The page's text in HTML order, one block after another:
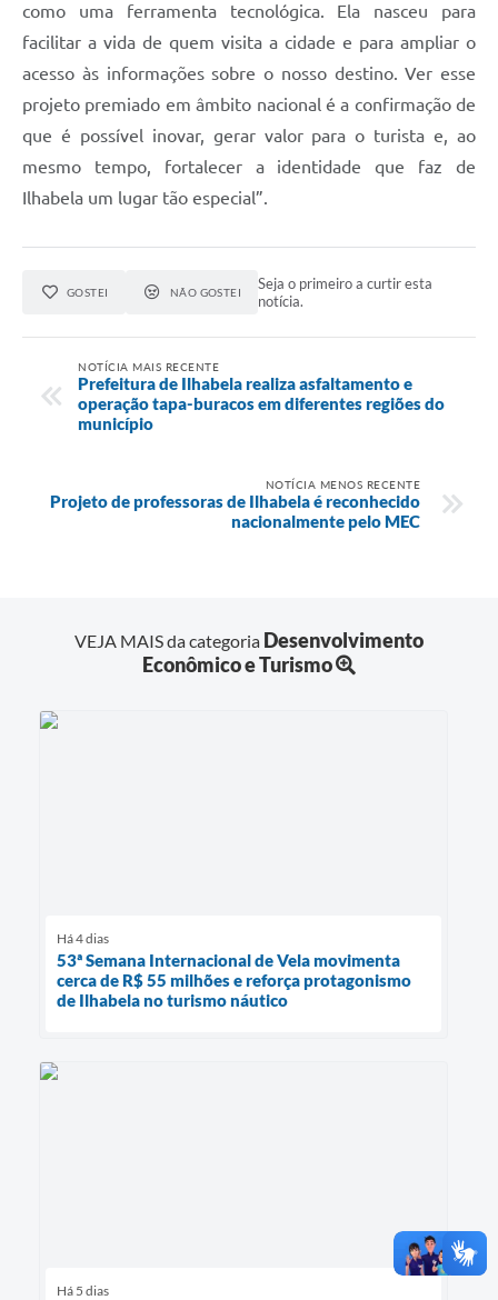
como uma ferramenta tecnológica. Ela nasceu para
facilitar a vida de quem visita a cidade e para ampliar o
acesso às informações sobre o nosso destino. Ver esse
projeto premiado em âmbito nacional é a confirmação de
que é possível inovar, gerar valor para o turista e, ao
mesmo tempo, fortalecer a identidade que faz de
Ilhabela um lugar tão especial”.
GOSTEI NÃO GOSTEI
Seja o primeiro a curtir esta
notícia.
NOTÍCIA MAIS RECENTE
Prefeitura de Ilhabela realiza asfaltamento e
operação tapa-buracos em diferentes regiões do
município
NOTÍCIA MENOS RECENTE
Projeto de professoras de Ilhabela é reconhecido
nacionalmente pelo MEC
VEJA MAIS da categoria Desenvolvimento
Econômico e Turismo
Há 4 dias
53ª Semana Internacional de Vela movimenta
cerca de R$ 55 milhões e reforça protagonismo
de Ilhabela no turismo náutico
Há 5 dias